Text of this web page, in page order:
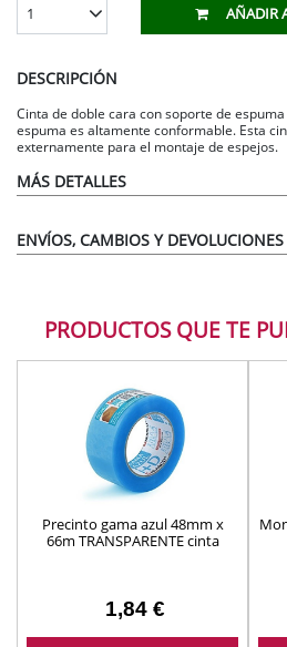
1 AÑADIR
DESCRIPCIÓN
Cinta de doble cara con soporte de
espuma es altamente conformable. Esta
externamente para el montaje de espejos.
MÁS DETALLES
ENVÍOS, CAMBIOS Y DEVOLUCIONES
PRODUCTOS QUE TE
Precinto gama azul 48mm x
66m TRANSPARENTE cinta
1,84 €